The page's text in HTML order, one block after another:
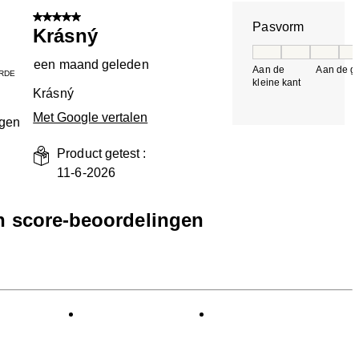
5 van 5 sterren.
Krásný
een maand geleden
Krásný
Met Google vertalen
Product getest :
11-6-2026
Pasvorm
Aan de
kleine kant
Aan de
score-beoordelingen